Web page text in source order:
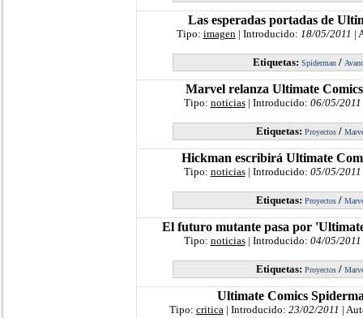
Las esperadas portadas de
Tipo: imagen| Introducido: 18/05/2011 |
Etiquetas: Spiderman /
Marvel relanza Ultimate
Tipo: noticias| Introducido: 06/05/2011
Etiquetas: Proyectos /
Hickman escribirá Ultimate
Tipo: noticias| Introducido: 05/05/2011
Etiquetas: Proyectos /
El futuro mutante pasa por
Tipo: noticias| Introducido: 04/05/2011
Etiquetas: Proyectos /
Ultimate Comics
Tipo: critica| Introducido: 23/02/2011 |